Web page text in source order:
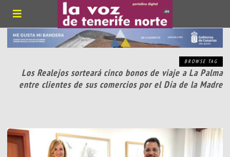
BROWSE TAG
Los Realejos sorteará cinco bonos de viaje a La Palma
entre clientes de sus comercios por el Día de la Madre